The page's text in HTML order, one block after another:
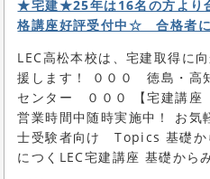
★宅建★25年は16名の方より
格講座好評受付中☆ 合格者
LEC高松本校は、宅建取得に
援します！ ０００ 徳島・高
センター ０００ 【宅建講座
営業時間中随時実施中！ お気
士受験者向け Topics 基礎か
につくLEC宅建講座 基礎から